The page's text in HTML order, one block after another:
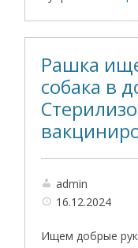
Рашка
собака в
admin
16.12.2024
Ищем добрые